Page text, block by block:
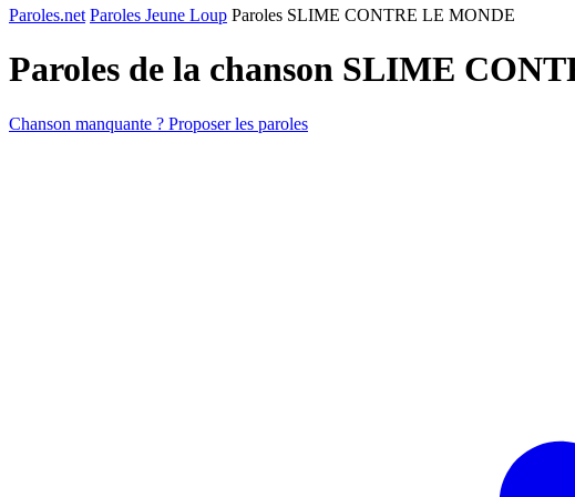
Paroles.net Paroles Jeune Loup Paroles SLIME CONTRE LE MONDE
Paroles de la chanson SLIME
Chanson manquante ? Proposer les paroles